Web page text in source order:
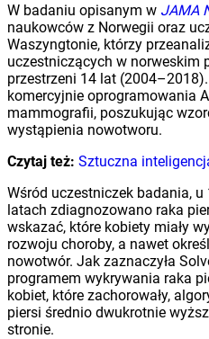
W badaniu opisanym w JAMA
naukowców z Norwegii oraz
Waszyngtonie, którzy
uczestniczących w norweskim
przestrzeni 14 lat
komercyjnie oprogramowania
mammografii, poszukując
wystąpienia nowotworu.
Czytaj też: Sztuczna
Wśród uczestniczek badania,
latach zdiagnozowano raka
wskazać, które kobiety miały
rozwoju choroby, a nawet
nowotwór. Jak zaznaczyła
programem wykrywania raka
kobiet, które zachorowały,
piersi średnio dwukrotnie
stronie.